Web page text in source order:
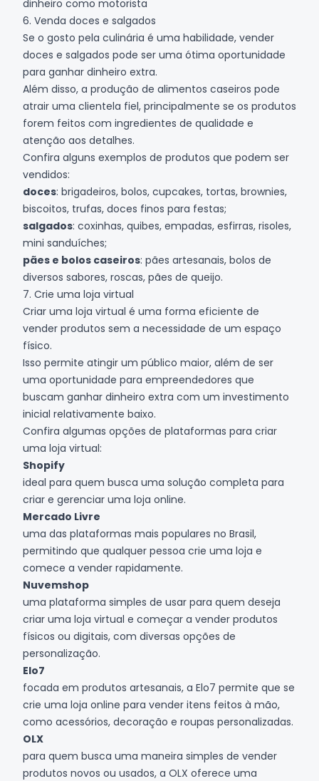
dinheiro como motorista
6. Venda doces e salgados
Se o gosto pela culinária é uma habilidade, vender
doces e salgados pode ser uma ótima oportunidade
para ganhar dinheiro extra.
Além disso, a produção de alimentos caseiros pode
atrair uma clientela fiel, principalmente se os produtos
forem feitos com ingredientes de qualidade e
atenção aos detalhes.
Confira alguns exemplos de produtos que podem ser
vendidos:
doces: brigadeiros, bolos, cupcakes, tortas, brownies,
biscoitos, trufas, doces finos para festas;
salgados: coxinhas, quibes, empadas, esfirras, risoles,
mini sanduíches;
pães e bolos caseiros: pães artesanais, bolos de
diversos sabores, roscas, pães de queijo.
7. Crie uma loja virtual
Criar uma loja virtual é uma forma eficiente de
vender produtos sem a necessidade de um espaço
físico.
Isso permite atingir um público maior, além de ser
uma oportunidade para empreendedores que
buscam ganhar dinheiro extra com um investimento
inicial relativamente baixo.
Confira algumas opções de plataformas para criar
uma loja virtual:
Shopify
ideal para quem busca uma solução completa para
criar e gerenciar uma loja online.
Mercado Livre
uma das plataformas mais populares no Brasil,
permitindo que qualquer pessoa crie uma loja e
comece a vender rapidamente.
Nuvemshop
uma plataforma simples de usar para quem deseja
criar uma loja virtual e começar a vender produtos
físicos ou digitais, com diversas opções de
personalização.
Elo7
focada em produtos artesanais, a Elo7 permite que se
crie uma loja online para vender itens feitos à mão,
como acessórios, decoração e roupas personalizadas.
OLX
para quem busca uma maneira simples de vender
produtos novos ou usados, a OLX oferece uma